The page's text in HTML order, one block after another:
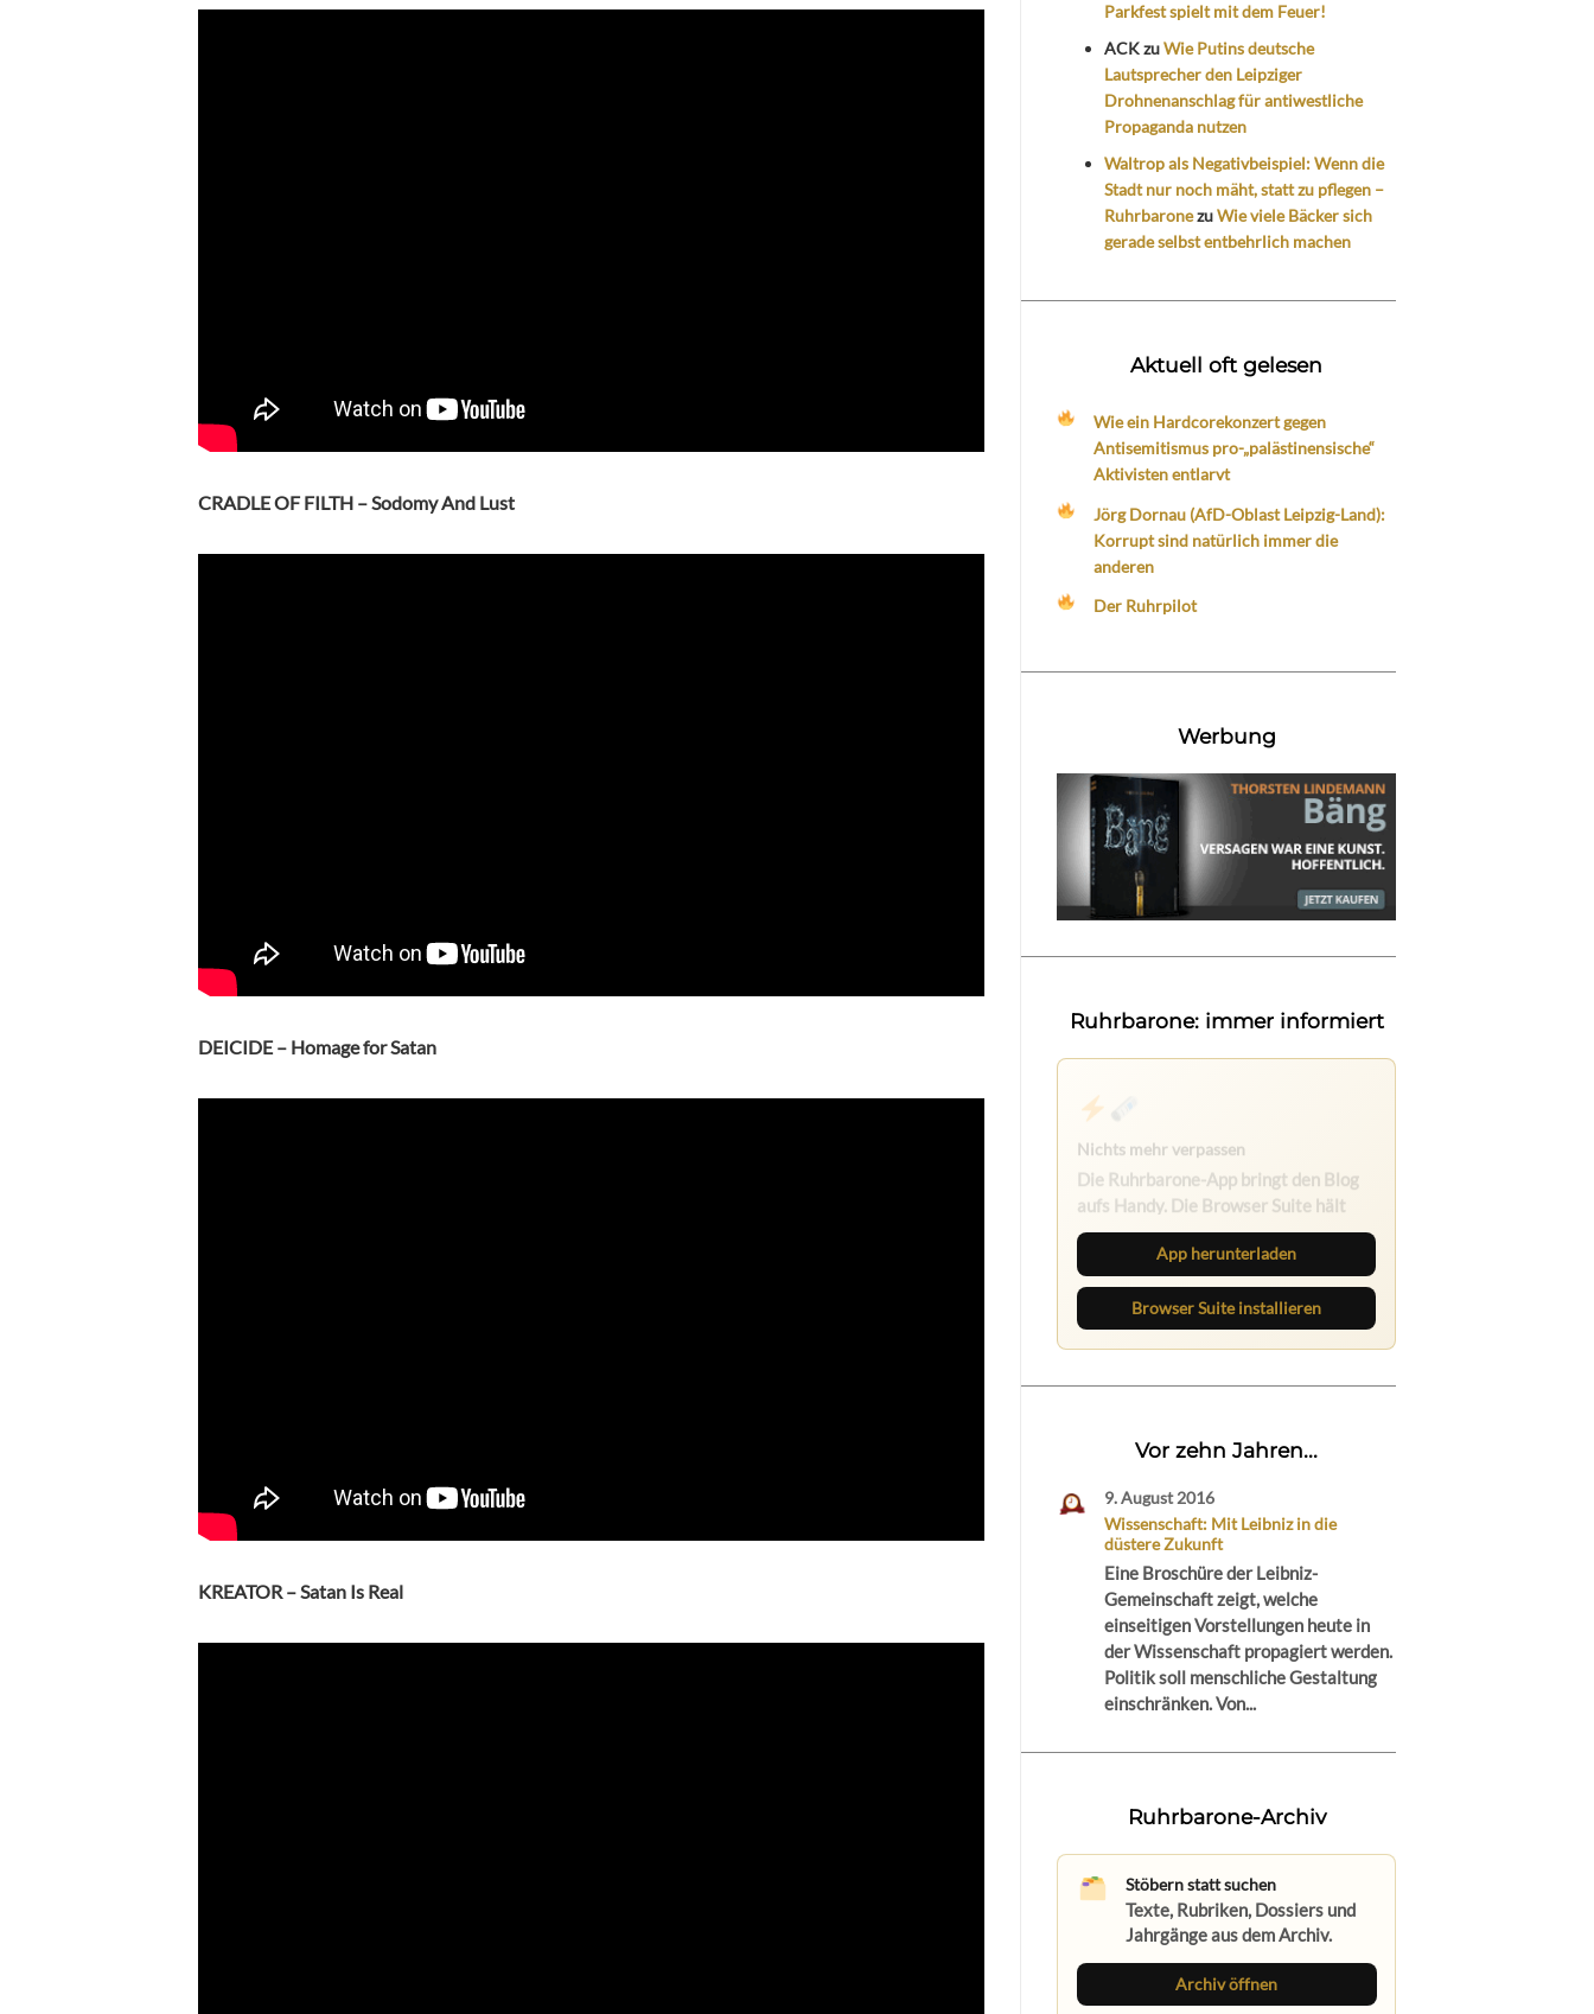
CRADLE OF FILTH – Sodomy And Lust
DEICIDE – Homage for Satan
KREATOR – Satan Is Real
Parkfest spielt mit dem Feuer!
ACKzuWie Putins deutsche
Lautsprecher den Leipziger
Drohnenanschlag für antiwestliche
Propaganda nutzen
Waltrop als Negativbeispiel: Wenn die
Stadt nur noch mäht, statt zu pflegen –
RuhrbaronezuWie viele Bäcker sich
gerade selbst entbehrlich machen
Aktuell oft gelesen
Wie ein Hardcorekonzert gegen
Antisemitismus pro-„palästinensische“
Aktivisten entlarvt
Jörg Dornau (AfD-Oblast Leipzig-Land):
Korrupt sind natürlich immer die
anderen
Der Ruhrpilot
Werbung
Ruhrbarone: immer informiert
Nichts mehr verpassen
Die Ruhrbarone-App bringt den Blog
aufs Handy. Die Browser Suite hält
dich am Desktop auf dem Laufenden.
App herunterladen
Browser Suite installieren
Vor zehn Jahren...
9. August 2016
Wissenschaft: Mit Leibniz in die
düstere Zukunft
Eine Broschüre der Leibniz-
Gemeinschaft zeigt, welche
einseitigen Vorstellungen heute in
der Wissenschaft propagiert werden.
Politik soll menschliche Gestaltung
einschränken. Von...
Ruhrbarone-Archiv
Stöbern statt suchen
Texte, Rubriken, Dossiers und
Jahrgänge aus dem Archiv.
Archiv öffnen